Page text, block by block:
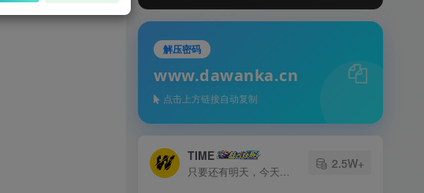
解压密码
www.dawanka.cn
点击上方链接自动复制
TIME 2.5W+